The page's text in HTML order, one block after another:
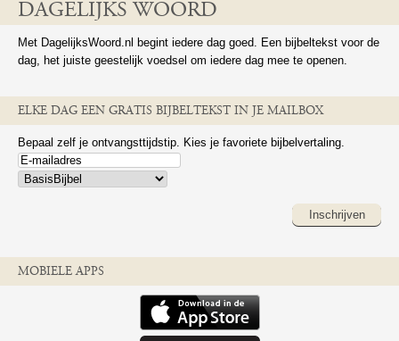
DAGELIJKS WOORD
Met DagelijksWoord.nl begint iedere dag goed. Een bijbeltekst voor de
dag, het juiste geestelijk voedsel om iedere dag mee te openen.
ELKE DAG EEN GRATIS BIJBELTEKST IN JE MAILBOX
Bepaal zelf je ontvangsttijdstip. Kies je favoriete bijbelvertaling.
Inschrijven
MOBIELE APPS